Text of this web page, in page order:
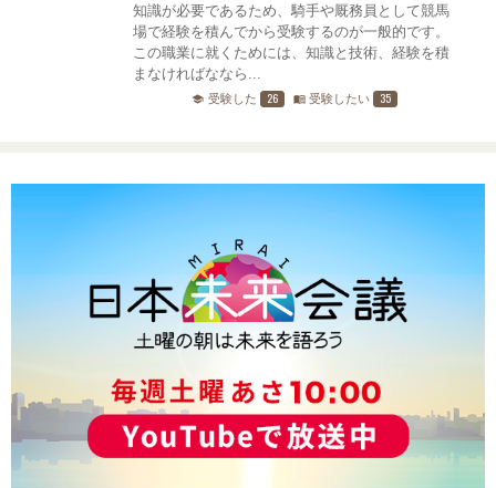
知識が必要であるため、騎手や厩務員として競馬
場で経験を積んでから受験するのが一般的です。
この職業に就くためには、知識と技術、経験を積
まなければななら...
school 受験した 26 menu_book 受験したい 35